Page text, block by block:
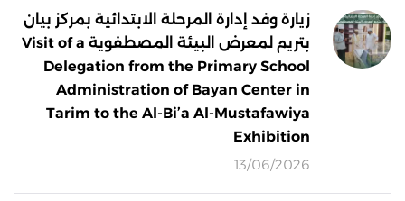
زيارة وفد إدارة المرحلة الابتدائية بمركز بيان
بتريم لمعرض البيئة المصطفوية Visit of a
Delegation from the Primary School
Administration of Bayan Center in
Tarim to the Al-Bi’a Al-Mustafawiya
Exhibition
13/06/2026